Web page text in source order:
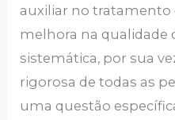
auxiliar no tratamento
melhora na qualidade
sistemática, por sua
rigorosa de todas as
uma questão